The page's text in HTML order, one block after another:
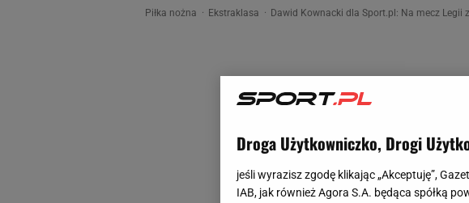
Piłka nożna Ekstraklasa Dawid Kownacki dla Sport.pl: Na mecz Legii
Droga Użytkowniczko, Drogi
jeśli wyrazisz zgodę klikając „Akceptuję”,
IAB, jak również Agora S.A. będąca spółką